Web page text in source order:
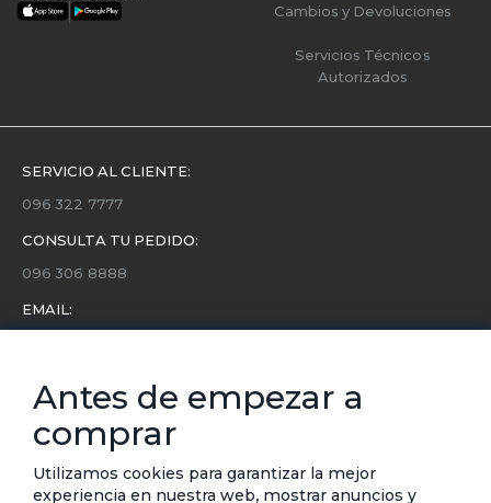
Cambios y Devoluciones
Servicios Técnicos
Autorizados
SERVICIO AL CLIENTE:
096 322 7777
CONSULTA TU PEDIDO:
096 306 8888
EMAIL:
Conoce toda la información sobre últimas colecciones,
eventos y ofertas.
Subscríbete a nuestro newsletter
Antes de empezar a
comprar
Utilizamos cookies para garantizar la mejor
experiencia en nuestra web, mostrar anuncios y